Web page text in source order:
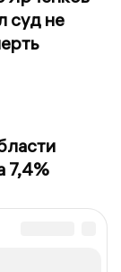
суд не
7,4%